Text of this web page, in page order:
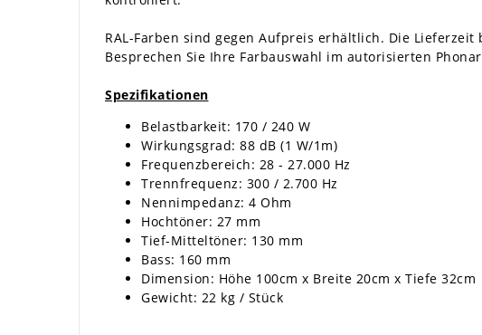
RAL-Farben sind gegen Aufpreis erhältlich. Die
Besprechen Sie Ihre Farbauswahl im autorisierten
Spezifikationen
Belastbarkeit: 170 / 240 W
Wirkungsgrad: 88 dB (1 W/1m)
Frequenzbereich: 28 - 27.000 Hz
Trennfrequenz: 300 / 2.700 Hz
Nennimpedanz: 4 Ohm
Hochtöner: 27 mm
Tief-Mitteltöner: 130 mm
Bass: 160 mm
Dimension: Höhe 100cm x Breite 20cm x Tiefe 32cm
Gewicht: 22 kg / Stück